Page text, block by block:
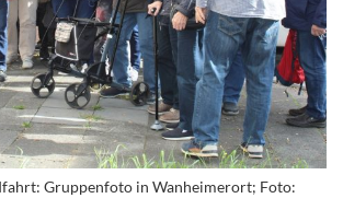
Gruppenfoto in Wanheimerort; Foto: